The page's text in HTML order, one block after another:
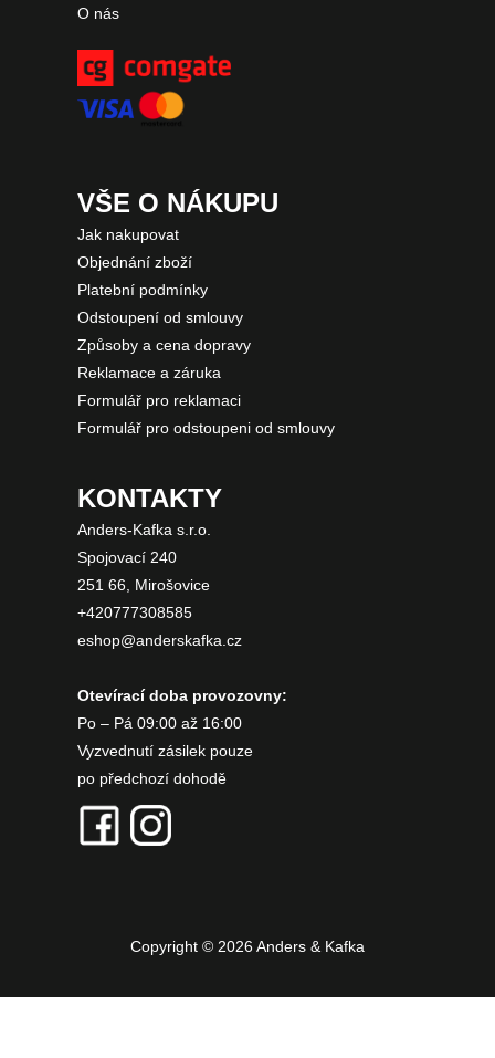
O nás
VŠE O NÁKUPU
Jak nakupovat
Objednání zboží
Platební podmínky
Odstoupení od smlouvy
Způsoby a cena dopravy
Reklamace a záruka
Formulář pro reklamaci
Formulář pro odstoupeni od smlouvy
KONTAKTY
Anders-Kafka s.r.o.
Spojovací 240
251 66, Mirošovice
+420777308585
eshop@anderskafka.cz
Otevírací doba provozovny:
Po – Pá 09:00 až 16:00
Vyzvednutí zásilek pouze
po předchozí dohodě
Copyright © 2026 Anders & Kafka